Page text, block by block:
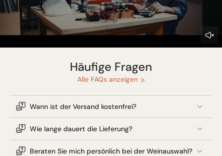
Häufige Fragen
Alle FAQs anzeigen
Wann ist der Versand kostenfrei?
Wie lange dauert die Lieferung?
Beraten Sie mich persönlich bei der Weinauswahl?